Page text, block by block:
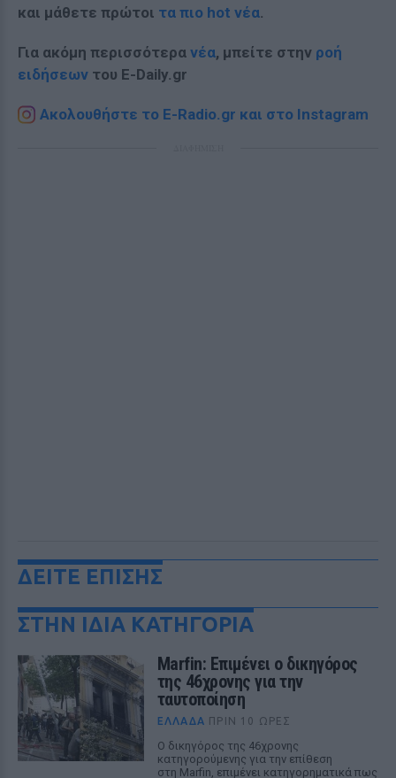
και μάθετε πρώτοι τα πιο hot νέα.
Για ακόμη περισσότερα νέα, μπείτε στην ροή
ειδήσεων του E-Daily.gr
Ακολουθήστε το E-Radio.gr και στο Instagram
ΔΕΙΤΕ ΕΠΙΣΗΣ
ΣΤΗΝ ΙΔΙΑ ΚΑΤΗΓΟΡΙΑ
Marfin: Επιμένει ο δικηγόρος
της 46χρονης για την
ταυτοποίηση
ΕΛΛΆΔΑ ΠΡΙΝ 10 ΏΡΕΣ
Ο δικηγόρος της 46χρονης
κατηγορούμενης για την επίθεση
στη Marfin, επιμένει κατηγορηματικά πως